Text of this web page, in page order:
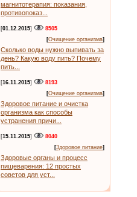
магнитотерапия: показания,
противопоказ...
[01.12.2015]
8505
[Очищение организма]
Сколько воды нужно выпивать за
день? Какую воду пить? Почему
пить...
[16.11.2015]
8193
[Очищение организма]
Здоровое питание и очистка
организма как способы
устранения причи...
[15.11.2015]
8040
[Здоровое питание]
Здоровые органы и процесс
пищеварения: 12 простых
советов для уст...